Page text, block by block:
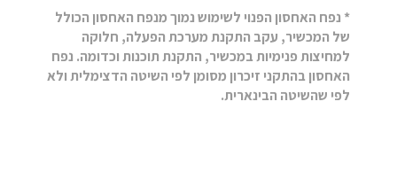
* נפח האחסון הפנוי לשימוש נמוך מנפח האחסון הכולל
של המכשיר, עקב התקנת מערכת הפעלה, חלוקה
למחיצות פנימיות במכשיר, התקנת תוכנות וכדומה. נפח
האחסון בהתקני זיכרון מסומן לפי השיטה הדצימלית ולא
לפי שהשיטה הבינארית.